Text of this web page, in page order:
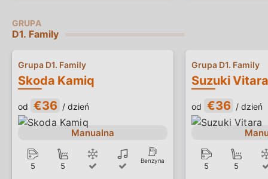
D1. Family
Skoda Kamiq
Grupa D1. Family
od €36 / dzień
Manualna
5 5
Benzyna
Suzuki Vitara
Grupa D1. Family
od €36 / dzień
5 5